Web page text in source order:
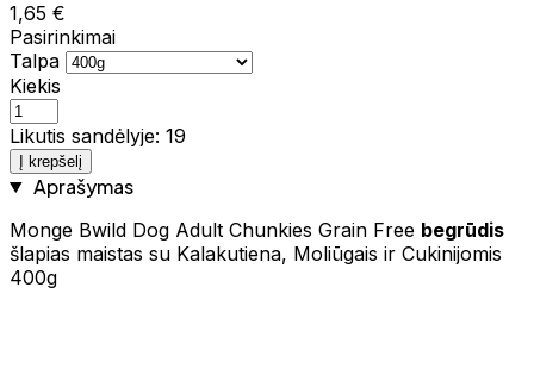
1,65 €
Pasirinkimai
Talpa
Kiekis
Likutis sandėlyje: 19
Į krepšelį
Aprašymas
Monge Bwild Dog Adult Chunkies Grain Free begrūdis
šlapias maistas su Kalakutiena, Moliūgais ir Cukinijomis
400g